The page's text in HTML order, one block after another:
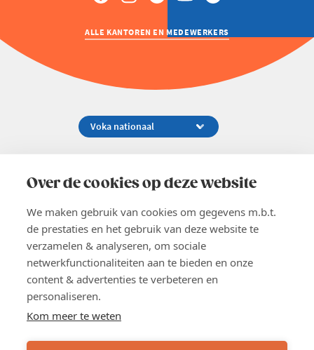
Over de cookies op deze website
We maken gebruik van cookies om gegevens m.b.t.
de prestaties en het gebruik van deze website te
verzamelen & analyseren, om sociale
netwerkfunctionaliteiten aan te bieden en onze
content & advertenties te verbeteren en
personaliseren.
Kom meer te weten
ALLE KANTOREN EN MEDEWERKERS
02 229 81 11
EN
Word lid